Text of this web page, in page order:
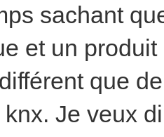
sachant
et un
que
Je veux